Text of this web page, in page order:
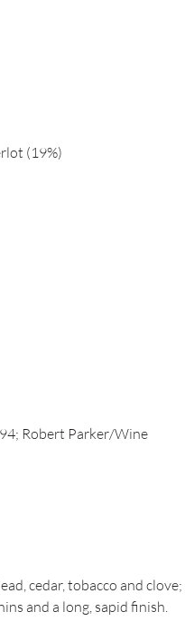
(19%)
Robert Parker/Wine
cedar, tobacco and clove;
and a long, sapid finish.